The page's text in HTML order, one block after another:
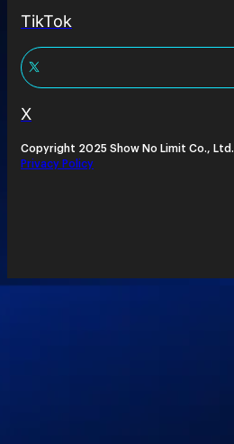
TikTok
X
Copyright 2025 Show No Limit Co., Ltd.
Privacy Policy